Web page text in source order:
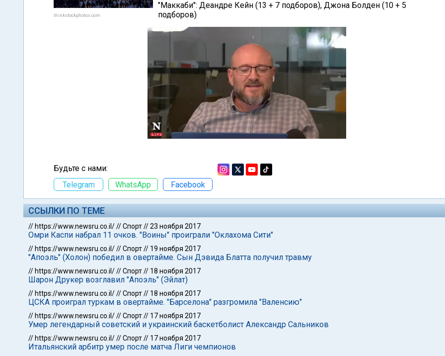
thinkstockphotos.com
"Маккаби": Деандре Кейн (13 + 7 подборов), Джона Болден (10 + 5
подборов)
Будьте с нами:
Telegram
WhatsApp Facebook
ССЫЛКИ ПО ТЕМЕ
// https://www.newsru.co.il///Спорт//23 ноября 2017
Омри Каспи набрал 11 очков. "Воины" проиграли "Оклахома Сити"
// https://www.newsru.co.il///Спорт// 19 ноября 2017
"Апоэль" (Холон) победил в овертайме. Сын Дэвида Блатта получил травму
// https://www.newsru.co.il///Спорт// 18 ноября 2017
Шарон Друкер возглавил "Апоэль" (Эйлат)
// https://www.newsru.co.il///Спорт// 18 ноября 2017
ЦСКА проиграл туркам в овертайме. "Барселона" разгромила "Валенсию"
// https://www.newsru.co.il///Спорт// 17 ноября 2017
Умер легендарный советский и украинский баскетболист Александр Сальников
// https://www.newsru.co.il///Спорт// 17 ноября 2017
Итальянский арбитр умер после матча Лиги чемпионов